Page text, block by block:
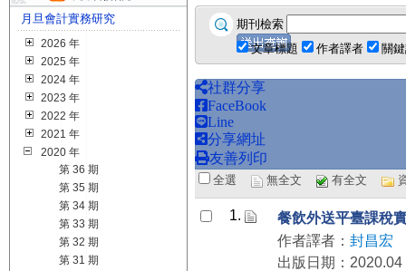
月旦會計實務研究
2026 年
2025 年
2024 年
2023 年
2022 年
2021 年
2020 年
第 36 期
第 35 期
第 34 期
第 33 期
第 32 期
第 31 期
期刊檢索
文章標題
作者譯者 關
社群分享
FaceBook
Line
分享網址
友善列印
全選 無全文 有全文
1.
餐飲外送平臺課稅
作者譯者： 封昌宏
出版日期：2020.04